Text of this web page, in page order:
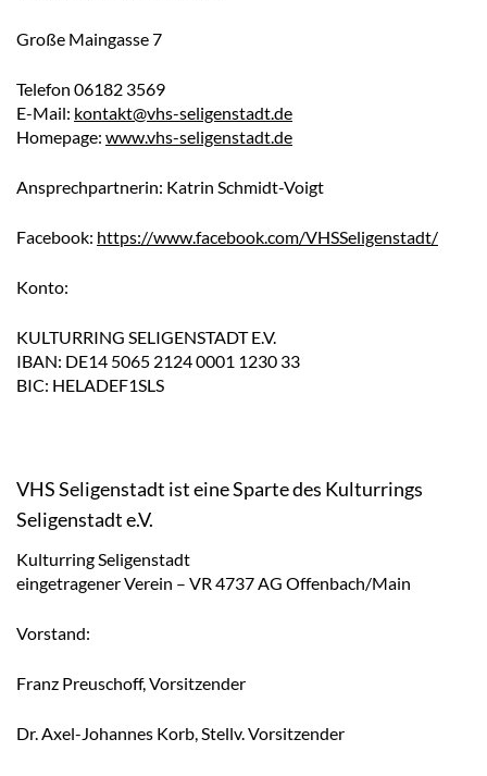
Große Maingasse 7
Telefon 06182 3569
E-Mail: kontakt@vhs-seligenstadt.de
Homepage: www.vhs-seligenstadt.de
Ansprechpartnerin: Katrin Schmidt-Voigt
Facebook: https://www.facebook.com/VHSSeligenstadt/
Konto:
KULTURRING SELIGENSTADT E.V.
IBAN: DE14 5065 2124 0001 1230 33
BIC: HELADEF1SLS
VHS Seligenstadt ist eine Sparte des Kulturrings
Seligenstadt e.V.
Kulturring Seligenstadt
eingetragener Verein – VR 4737 AG Offenbach/Main
Vorstand:
Franz Preuschoff, Vorsitzender
Dr. Axel-Johannes Korb, Stellv. Vorsitzender